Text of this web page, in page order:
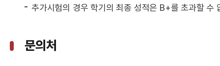
추가시험의 경우 학기의 최종 성적은 B+를 초과할 수
문의처